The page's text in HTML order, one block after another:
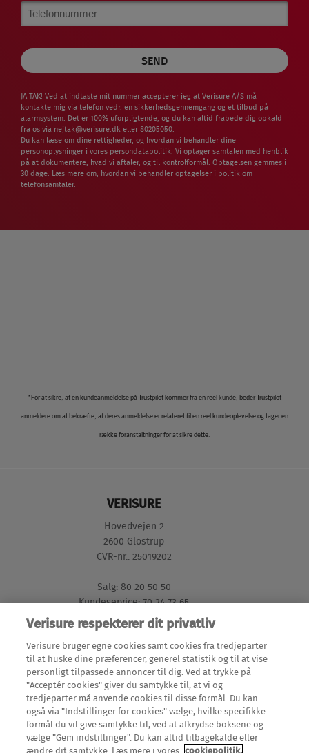
Phone
Number
JA TAK! Ved at indtaste mit nummer accepterer jeg at Verisure A/S må
kontakte mig via telefon vedr. en sikkerhedsgennemgang og et tilbud på
alarmsystem. Det er 100% uforpligtende, og du kan altid frabede dig opkald
fra os via nejtak@verisure.dk eller 80205050.
Du kan læse om dine rettigheder, og hvordan vi behandler dine
personoplysninger i vores persondatapolitik. Vi optager samtalen med henblik
på at dokumentere, hvad vi aftaler, og til kontrolformål. Optagelsen gemmes i
30 dage. Læs mere om, hvordan vi behandler optagelser i politik om
telefonsamtaler.
*For at sikre, at en kundeanmeldelse på Trustpilot kommer fra en reel kunde, beder Trustpilot
anmeldere om at bekræfte, at deres anmeldelse er relateret til en reel kundeoplevelse og tager en
række foranstaltninger for at sikre dette.
VERISURE
Hovedvejen 2
2600 Glostrup
CVR-nr.: 25019202
Salg: 80 20 50 50
Kundeservice: 70 24 73 65
GENVEJE
Mine Sider (login)
Meld en flytning
Teknisk dokumentation
LÆS MERE
Alarmer
Alarmsystemer
OM OS
Verisure respekterer dit privatliv
Verisure bruger egne cookies samt cookies fra tredjeparter
til at huske dine præferencer, generel statistik og til at vise
personligt tilpassede annoncer til dig. Ved at trykke på
"Acceptér cookies" giver du samtykke til, at vi og
tredjeparter må anvende cookies til disse formål. Du kan
også via "Indstillinger for cookies" vælge, hvilke specifikke
formål du vil give samtykke til, ved at afkrydse boksene og
vælge "Gem indstillinger". Du kan altid tilbagekalde eller